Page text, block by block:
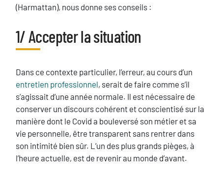
(Harmattan), nous donne ses conseils :
Titre
1/ Accepter la situation
Texte
Dans ce contexte particulier, l’erreur, au cours d’un
entretien professionnel, serait de faire comme s’il
s’agissait d’une année normale. Il est nécessaire de
conserver un discours cohérent et conscientisé sur la
manière dont le Covid a bouleversé son métier et sa
vie personnelle, être transparent sans rentrer dans
son intimité bien sûr. L’un des plus grands pièges, à
l’heure actuelle, est de revenir au monde d’avant.